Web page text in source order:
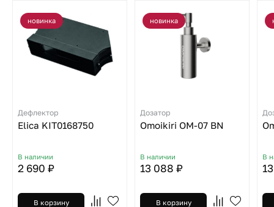
новинка
Дефлектор
Elica KIT0168750
В наличии
2 690 ₽
В корзину
новинка
Дозатор
Omoikiri OM-07 BN
В наличии
13 088 ₽
В корзину
В